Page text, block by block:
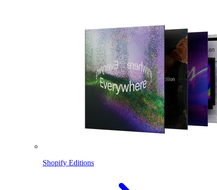
Shopify Editions